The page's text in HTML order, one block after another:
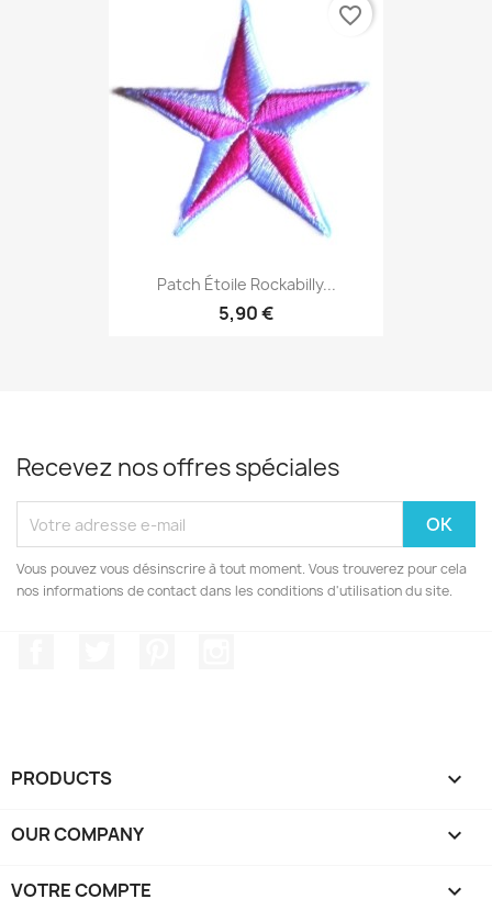
Patch Étoile Rockabilly...
5,90 €
favorite_border
Recevez nos offres spéciales
Vous pouvez vous désinscrire à tout moment. Vous trouverez pour cela
nos informations de contact dans les conditions d'utilisation du site.
PRODUCTS 
OUR COMPANY 
VOTRE COMPTE 